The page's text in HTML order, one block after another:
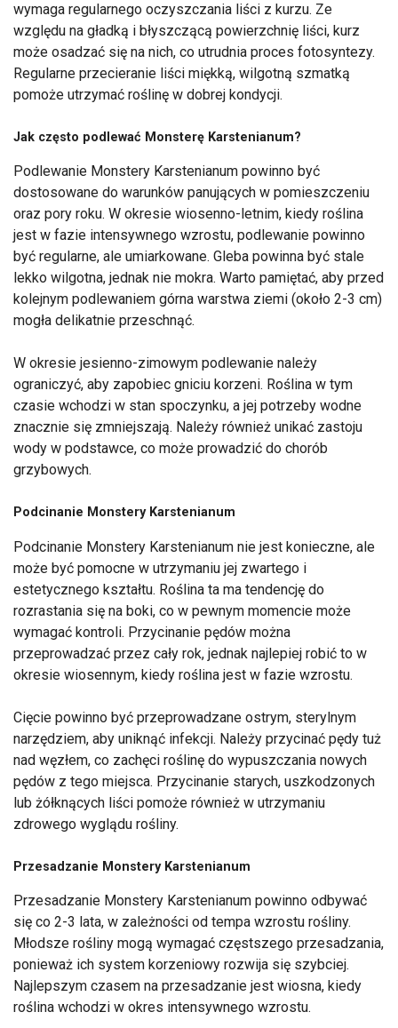
wymaga regularnego oczyszczania liści z kurzu. Ze
względu na gładką i błyszczącą powierzchnię liści, kurz
może osadzać się na nich, co utrudnia proces fotosyntezy.
Regularne przecieranie liści miękką, wilgotną szmatką
pomoże utrzymać roślinę w dobrej kondycji.
Jak często podlewać Monsterę Karstenianum?
Podlewanie Monstery Karstenianum powinno być
dostosowane do warunków panujących w pomieszczeniu
oraz pory roku. W okresie wiosenno-letnim, kiedy roślina
jest w fazie intensywnego wzrostu, podlewanie powinno
być regularne, ale umiarkowane. Gleba powinna być stale
lekko wilgotna, jednak nie mokra. Warto pamiętać, aby przed
kolejnym podlewaniem górna warstwa ziemi (około 2-3 cm)
mogła delikatnie przeschnąć.
W okresie jesienno-zimowym podlewanie należy
ograniczyć, aby zapobiec gniciu korzeni. Roślina w tym
czasie wchodzi w stan spoczynku, a jej potrzeby wodne
znacznie się zmniejszają. Należy również unikać zastoju
wody w podstawce, co może prowadzić do chorób
grzybowych.
Podcinanie Monstery Karstenianum
Podcinanie Monstery Karstenianum nie jest konieczne, ale
może być pomocne w utrzymaniu jej zwartego i
estetycznego kształtu. Roślina ta ma tendencję do
rozrastania się na boki, co w pewnym momencie może
wymagać kontroli. Przycinanie pędów można
przeprowadzać przez cały rok, jednak najlepiej robić to w
okresie wiosennym, kiedy roślina jest w fazie wzrostu.
Cięcie powinno być przeprowadzane ostrym, sterylnym
narzędziem, aby uniknąć infekcji. Należy przycinać pędy tuż
nad węzłem, co zachęci roślinę do wypuszczania nowych
pędów z tego miejsca. Przycinanie starych, uszkodzonych
lub żółknących liści pomoże również w utrzymaniu
zdrowego wyglądu rośliny.
Przesadzanie Monstery Karstenianum
Przesadzanie Monstery Karstenianum powinno odbywać
się co 2-3 lata, w zależności od tempa wzrostu rośliny.
Młodsze rośliny mogą wymagać częstszego przesadzania,
ponieważ ich system korzeniowy rozwija się szybciej.
Najlepszym czasem na przesadzanie jest wiosna, kiedy
roślina wchodzi w okres intensywnego wzrostu.